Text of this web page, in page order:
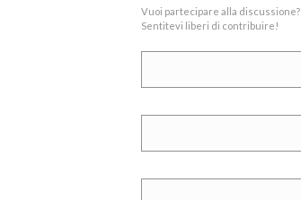
Vuoi partecipare alla discussione?
Sentitevi liberi di contribuire!